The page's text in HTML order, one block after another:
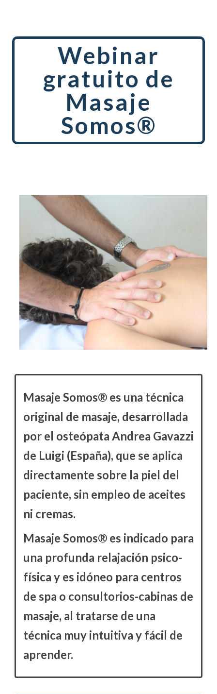
Webinar
gratuito de
Masaje
Somos®
Masaje Somos® es una técnica
original de masaje, desarrollada
por el osteópata Andrea Gavazzi
de Luigi (España), que se aplica
directamente sobre la piel del
paciente, sin empleo de aceites
ni cremas.
Masaje Somos® es indicado para
una profunda relajación psico-
física y es idóneo para centros
de spa o consultorios-cabinas de
masaje, al tratarse de una
técnica muy intuitiva y fácil de
aprender.